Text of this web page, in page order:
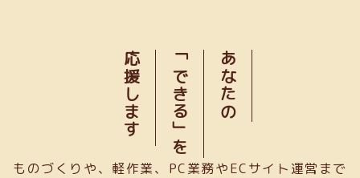
あなたの
「できる」を
応援します
ものづくりや、軽作業、PC業務やECサイト運営まで